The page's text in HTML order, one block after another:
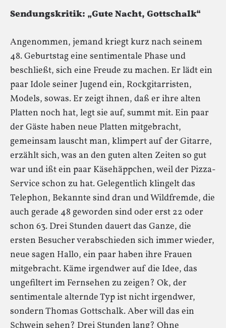
Sendungskritik: „Gute Nacht, Gottschalk“
Angenommen, jemand kriegt kurz nach seinem
48. Geburtstag eine sentimentale Phase und
beschließt, sich eine Freude zu machen. Er lädt ein
paar Idole seiner Jugend ein, Rockgitarristen,
Models, sowas. Er zeigt ihnen, daß er ihre alten
Platten noch hat, legt sie auf, summt mit. Ein paar
der Gäste haben neue Platten mitgebracht,
gemeinsam lauscht man, klimpert auf der Gitarre,
erzählt sich, was an den guten alten Zeiten so gut
war und ißt ein paar Käsehäppchen, weil der Pizza-
Service schon zu hat. Gelegentlich klingelt das
Telephon, Bekannte sind dran und Wildfremde, die
auch gerade 48 geworden sind oder erst 22 oder
schon 63. Drei Stunden dauert das Ganze, die
ersten Besucher verabschieden sich immer wieder,
neue sagen Hallo, ein paar haben ihre Frauen
mitgebracht. Käme irgendwer auf die Idee, das
ungefiltert im Fernsehen zu zeigen? Ok, der
sentimentale alternde Typ ist nicht irgendwer,
sondern Thomas Gottschalk. Aber will das ein